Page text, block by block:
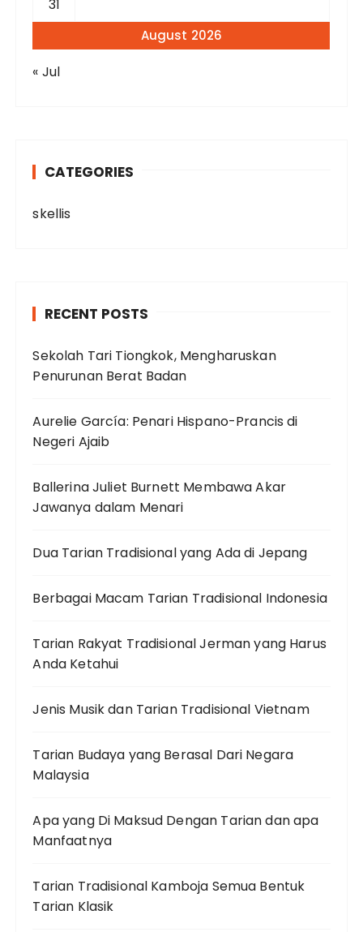
August 2026
31
« Jul
CATEGORIES
skellis
RECENT POSTS
Sekolah Tari Tiongkok, Mengharuskan
Penurunan Berat Badan
Aurelie García: Penari Hispano-Prancis di
Negeri Ajaib
Ballerina Juliet Burnett Membawa Akar
Jawanya dalam Menari
Dua Tarian Tradisional yang Ada di Jepang
Berbagai Macam Tarian Tradisional Indonesia
Tarian Rakyat Tradisional Jerman yang Harus
Anda Ketahui
Jenis Musik dan Tarian Tradisional Vietnam
Tarian Budaya yang Berasal Dari Negara
Malaysia
Apa yang Di Maksud Dengan Tarian dan apa
Manfaatnya
Tarian Tradisional Kamboja Semua Bentuk
Tarian Klasik